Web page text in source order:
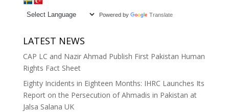
Powered by Translate
LATEST NEWS
CAP LC and Nazir Ahmad Publish First Pakistan Human
Rights Fact Sheet
Eighty Incidents in Eighteen Months: IHRC Launches Its
Report on the Persecution of Ahmadis in Pakistan at
Jalsa Salana UK